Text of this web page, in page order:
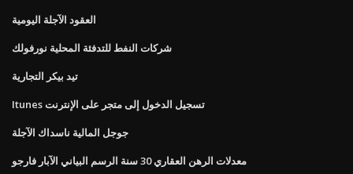
العقود الآجلة اليومية
شركات النفط للتدفئة المحلية نورفولك
تيد بيكر التجارية
Itunes تسجيل الدخول إلى متجر على الإنترنت
جوجل المالية ناسداك الآجلة
معدلات الرهن العقاري 30 سنة الرسم البياني الآبار فارجو